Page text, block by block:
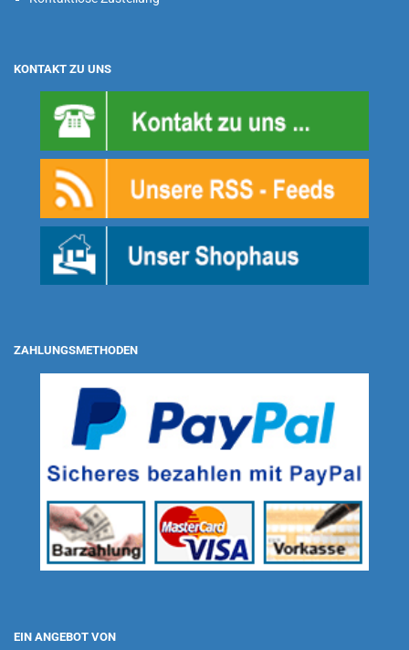
KONTAKT ZU UNS
ZAHLUNGSMETHODEN
EIN ANGEBOT VON